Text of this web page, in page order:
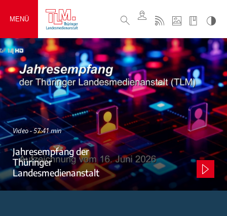
MENÜ
Video - 57:41 min
Jahresempfang der
Thüringer
Landesmedienanstalt